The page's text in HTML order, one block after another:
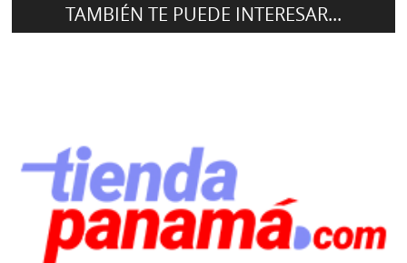
TAMBIÉN TE PUEDE INTERESAR...